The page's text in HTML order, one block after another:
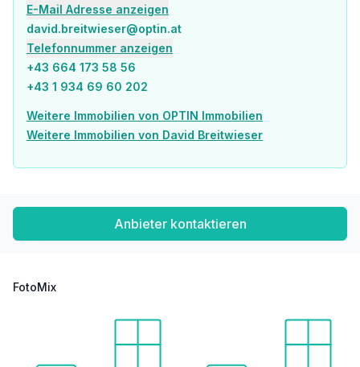
E-Mail Adresse anzeigen
david.breitwieser@optin.at
Telefonnummer anzeigen
+43 664 173 58 56
+43 1 934 69 60 202
Weitere Immobilien von OPTIN Immobilien
Weitere Immobilien von David Breitwieser
Anbieter kontaktieren
FotoMix